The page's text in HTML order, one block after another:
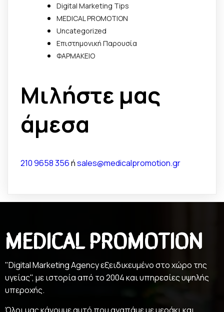
Digital Marketing Tips
MEDICAL PROMOTION
Uncategorized
Επιστημονική Παρουσία
ΦΑΡΜΑΚΕΙΟ
Μιλήστε μας
άμεσα
210 9658 356ήsales@medicalpromotion.gr
MEDICAL PROMOTION
"Digital Marketing Agency εξειδικευμένο στο χώρο της
υγείας", με ιστορία από το 2004 και υπηρεσίες υψηλής
υπεροχής.